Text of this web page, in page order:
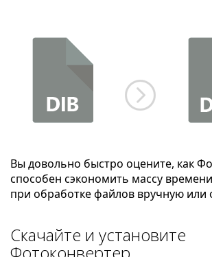
Вы довольно быстро оцените, как
способен сэкономить массу
при обработке файлов вручную или
Скачайте и установите